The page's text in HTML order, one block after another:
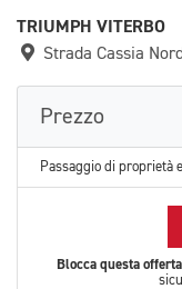
TRIUMPH VITERBO
Strada Cassia
Prezzo
Passaggio di proprietà
Blocca questa offerta